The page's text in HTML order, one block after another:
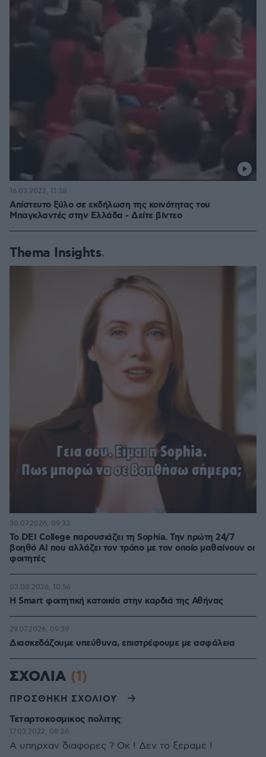
Απίστευτο ξύλο σε εκδήλωση της κοινότητας του
Μπαγκλαντές στην Ελλάδα - Δείτε βίντεο
16.03.2022, 11:38
Thema Insights
Το DEI College παρουσιάζει τη Sophia. Την πρώτη 24/7
βοηθό AI που αλλάζει τον τρόπο με τον οποίο μαθαίνουν οι
φοιτητές
30.07.2026, 09:33
Η Smart φοιτητική κατοικία στην καρδιά της Αθήνας
03.08.2026, 10:56
Διασκεδάζουμε υπεύθυνα, επιστρέφουμε με ασφάλεια
29.07.2026, 09:39
ΣΧΟΛΙΑ (1)
ΠΡΟΣΘΗΚΗ ΣΧΟΛΙΟΥ
Τεταρτοκοσμικος πολιτης
17.03.2022, 08:26
Α υπηρχαν διαφορες ? Οκ ! Δεν το ξεραμε !